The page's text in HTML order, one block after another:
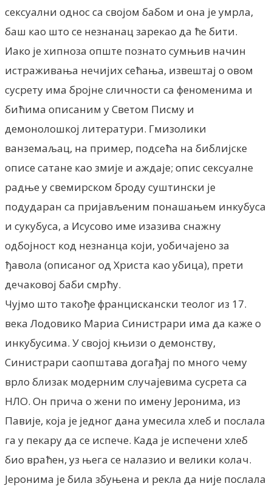
сексуални однос са својом бабом и она је умрла,
баш као што се незнанац зарекао да ће бити.
Иако је хипноза опште познато сумњив начин
истраживања нечијих сећања, извештај о овом
сусрету има бројне сличности са феноменима и
бићима описаним у Светом Писму и
демонолошкој литератури. Гмизолики
ванземаљац, на пример, подсећа на библијске
описе сатане као змије и аждаје; опис сексуалне
радње у свемирском броду суштински је
подударан са пријављеним понашањем инкубуса
и сукубуса, а Исусово име изазива снажну
одбојност код незнанца који, уобичајено за
ђавола (описаног од Христа као убица), прети
дечаковој баби смрћу.
Чујмо што такође францискански теолог из 17.
века Лодовико Мариа Синистрари има да каже о
инкубусима. У својој књизи о демонству,
Синистрари саопштава догађај по много чему
врло близак модерним случајевима сусрета са
НЛО. Он прича о жени по имену Јеронима, из
Павије, која је једног дана умесила хлеб и послала
га у пекару да се испече. Када је испечени хлеб
био враћен, уз њега се налазио и велики колач.
Јеронима је била збуњена и рекла да није послала